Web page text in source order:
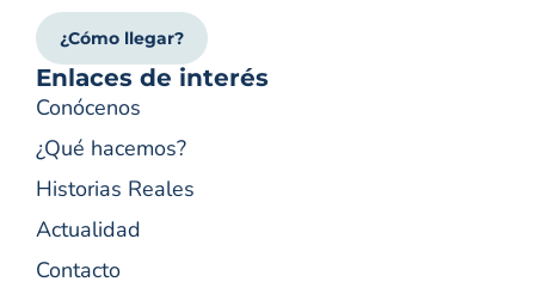
¿Cómo llegar?
Enlaces de interés
Conócenos
¿Qué hacemos?
Historias Reales
Actualidad
Contacto